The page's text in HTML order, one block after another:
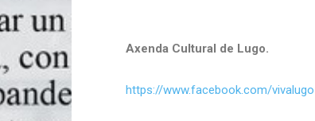
Axenda Cultural de Lugo.
https://www.facebook.com/vivalugo